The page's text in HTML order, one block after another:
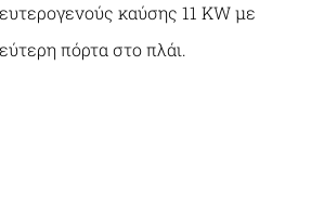
καύσης 11 KW με
πόρτα στο πλάι.